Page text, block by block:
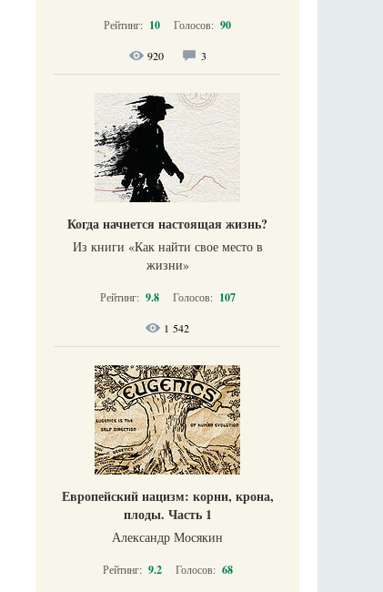
Рейтинг: 10 Голосов: 90
920 3
Когда начнется настоящая жизнь?
Из книги «Как найти свое место в
жизни​»
Рейтинг: 9.8 Голосов: 107
1 542
Европейский нацизм: корни, крона,
плоды. Часть 1
Александр Мосякин
Рейтинг: 9.2 Голосов: 68